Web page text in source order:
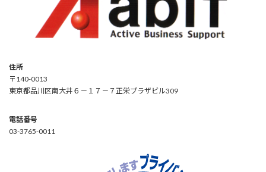
住所
〒140-0013
東京都品川区南大井６－１７－７正栄プラザビル309
電話番号
03-3765-0011